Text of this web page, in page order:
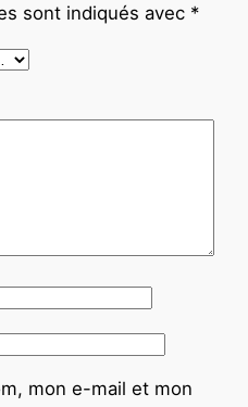
sont indiqués avec *
mon e-mail et mon